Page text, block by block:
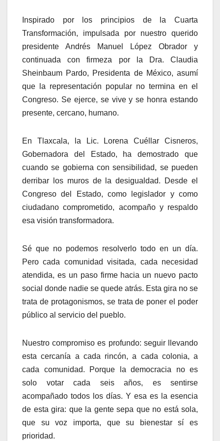
Inspirado por los principios de la Cuarta
Transformación, impulsada por nuestro querido
presidente Andrés Manuel López Obrador y
continuada con firmeza por la Dra. Claudia
Sheinbaum Pardo, Presidenta de México, asumí
que la representación popular no termina en el
Congreso. Se ejerce, se vive y se honra estando
presente, cercano, humano.
En Tlaxcala, la Lic. Lorena Cuéllar Cisneros,
Gobernadora del Estado, ha demostrado que
cuando se gobierna con sensibilidad, se pueden
derribar los muros de la desigualdad. Desde el
Congreso del Estado, como legislador y como
ciudadano comprometido, acompaño y respaldo
esa visión transformadora.
Sé que no podemos resolverlo todo en un día.
Pero cada comunidad visitada, cada necesidad
atendida, es un paso firme hacia un nuevo pacto
social donde nadie se quede atrás. Esta gira no se
trata de protagonismos, se trata de poner el poder
público al servicio del pueblo.
Nuestro compromiso es profundo: seguir llevando
esta cercanía a cada rincón, a cada colonia, a
cada comunidad. Porque la democracia no es
solo votar cada seis años, es sentirse
acompañado todos los días. Y esa es la esencia
de esta gira: que la gente sepa que no está sola,
que su voz importa, que su bienestar sí es
prioridad.